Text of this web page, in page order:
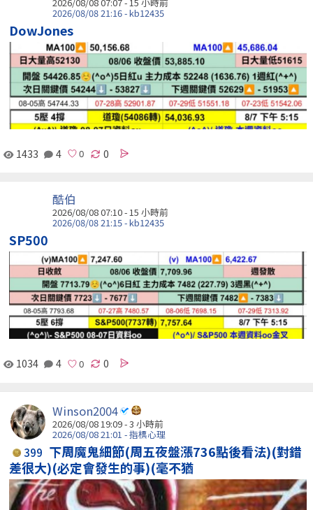
2026/08/08 21:16 - kb12435
DowJones
1433 4 0
酷伯
2026/08/08 07:10 -15 小時前
2026/08/08 21:15 - kb12435
SP500
1034 4 0
Winson2004
2026/08/08 19:09 -3 小時前
2026/08/08 21:01 - 指標心理
399 下周魔鬼細節(周五夜盤漲736點後看法)(對錯
差很大)(必定會發生的事)(毫不猶